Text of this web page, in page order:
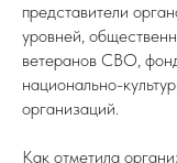
представители
уровней,
ветеранов СВО,
национально-
организаций.
Как отметила